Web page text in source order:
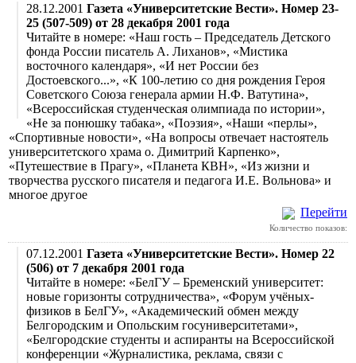
28.12.2001 Газета «Университетские Вести». Номер 23-
25 (507-509) от 28 декабря 2001 года
Читайте в номере: «Наш гость – Председатель Детского
фонда России писатель А. Лиханов», «Мистика
восточного календаря», «И нет России без
Достоевского...», «К 100-летию со дня рождения Героя
Советского Союза генерала армии Н.Ф. Ватутина»,
«Всероссийская студенческая олимпиада по истории»,
«Не за понюшку табака», «Поэзия», «Наши «перлы»,
«Спортивные новости», «На вопросы отвечает настоятель
университетского храма о. Димитрий Карпенко»,
«Путешествие в Прагу», «Планета КВН», «Из жизни и
творчества русского писателя и педагога И.Е. Вольнова» и
многое другое
Перейти
Количество показов:
07.12.2001 Газета «Университетские Вести». Номер 22
(506) от 7 декабря 2001 года
Читайте в номере: «БелГУ – Бременский университет:
новые горизонты сотрудничества», «Форум учёных-
физиков в БелГУ», «Академический обмен между
Белгородским и Опольским госуниверситетами»,
«Белгородские студенты и аспиранты на Всероссийской
конференции «Журналистика, реклама, связи с